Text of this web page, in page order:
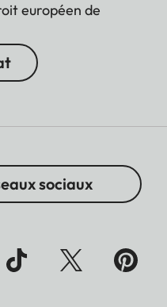
européen de
sociaux